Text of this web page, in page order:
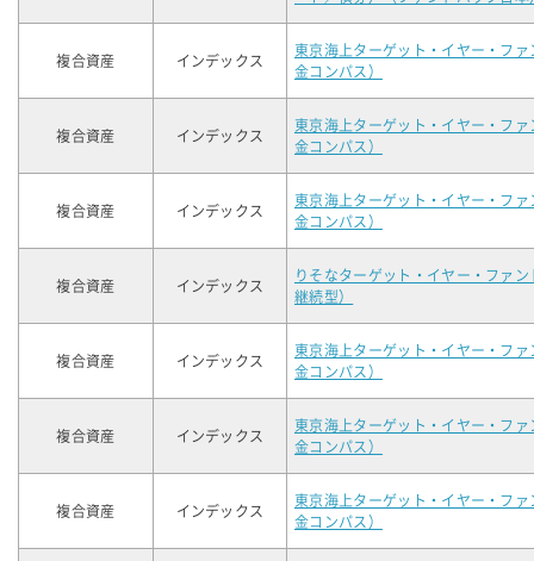
複合資産 インデックス
東京海上ターゲット・イヤー・ファ
金コンパス）
複合資産 インデックス
東京海上ターゲット・イヤー・ファ
金コンパス）
複合資産 インデックス
東京海上ターゲット・イヤー・ファ
金コンパス）
複合資産 インデックス
りそなターゲット・イヤー・ファ
継続型）
複合資産 インデックス
東京海上ターゲット・イヤー・ファ
金コンパス）
複合資産 インデックス
東京海上ターゲット・イヤー・ファ
金コンパス）
複合資産 インデックス
東京海上ターゲット・イヤー・ファ
金コンパス）